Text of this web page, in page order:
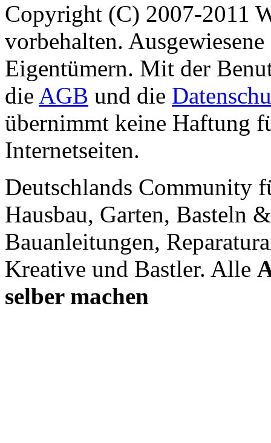
Copyright (C) 2007-2011
vorbehalten.
Eigentümern. Mit der
die AGB und die
übernimmt keine Haftung
Internetseiten.
Deutschlands Community
Hausbau, Garten, Basteln
Bauanleitungen,
Kreative und Bastler. Alle
selber machen